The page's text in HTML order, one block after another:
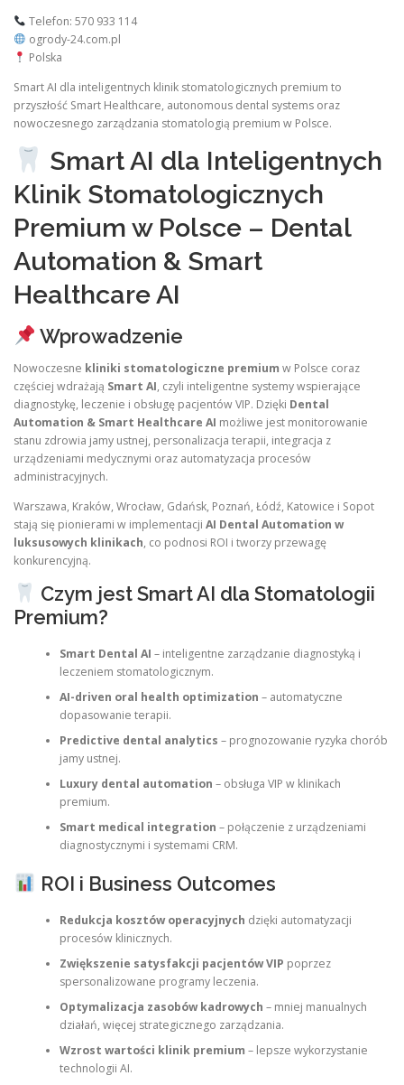
Telefon: 570 933 114
ogrody-24.com.pl
Polska
Smart AI dla inteligentnych klinik stomatologicznych premium to
przyszłość Smart Healthcare, autonomous dental systems oraz
nowoczesnego zarządzania stomatologią premium w Polsce.
Smart AI dla Inteligentnych
Klinik Stomatologicznych
Premium w Polsce – Dental
Automation & Smart
Healthcare AI
Wprowadzenie
Nowoczesne kliniki stomatologiczne premium w Polsce coraz
częściej wdrażają Smart AI, czyli inteligentne systemy wspierające
diagnostykę, leczenie i obsługę pacjentów VIP. Dzięki Dental
Automation & Smart Healthcare AI możliwe jest monitorowanie
stanu zdrowia jamy ustnej, personalizacja terapii, integracja z
urządzeniami medycznymi oraz automatyzacja procesów
administracyjnych.
Warszawa, Kraków, Wrocław, Gdańsk, Poznań, Łódź, Katowice i Sopot
stają się pionierami w implementacji AI Dental Automation w
luksusowych klinikach, co podnosi ROI i tworzy przewagę
konkurencyjną.
Czym jest Smart AI dla Stomatologii
Premium?
Smart Dental AI – inteligentne zarządzanie diagnostyką i
leczeniem stomatologicznym.
AI-driven oral health optimization – automatyczne
dopasowanie terapii.
Predictive dental analytics – prognozowanie ryzyka chorób
jamy ustnej.
Luxury dental automation – obsługa VIP w klinikach
premium.
Smart medical integration – połączenie z urządzeniami
diagnostycznymi i systemami CRM.
ROI i Business Outcomes
Redukcja kosztów operacyjnych dzięki automatyzacji
procesów klinicznych.
Zwiększenie satysfakcji pacjentów VIP poprzez
spersonalizowane programy leczenia.
Optymalizacja zasobów kadrowych – mniej manualnych
działań, więcej strategicznego zarządzania.
Wzrost wartości klinik premium – lepsze wykorzystanie
technologii AI.